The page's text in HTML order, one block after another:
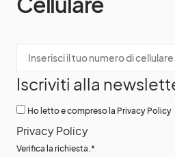
Iscriviti alla
Ho letto e compreso la Privacy Policy
Privacy Policy
Verifica la richiesta.*